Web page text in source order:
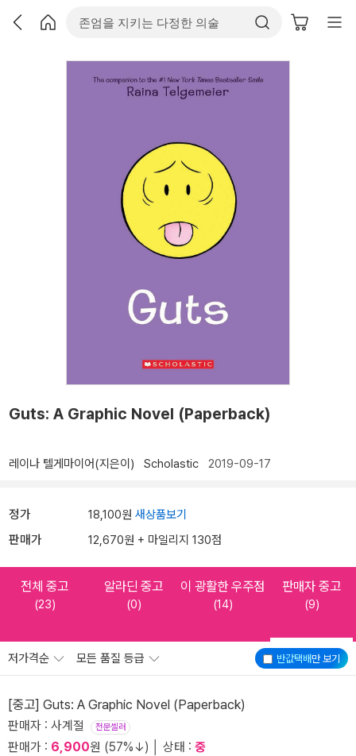
Guts: A Graphic Novel (Paperback)
레이나 텔게마이어(지은이) Scholastic 2019-09-17
정가 18,100원 새상품보기
판매가 12,670원 + 마일리지 130점
전체 중고
(23)
알라딘 중고
(0)
이 광활한 우주점
(14)
판매자 중고
(9)
반값택배만 보기
저가격순 모든 품질 등급
[중고] Guts: A Graphic Novel (Paperback)
판매자 : 사계절 전문셀러
판매가 : 6,900원 (57%↓) │ 상태 : 중